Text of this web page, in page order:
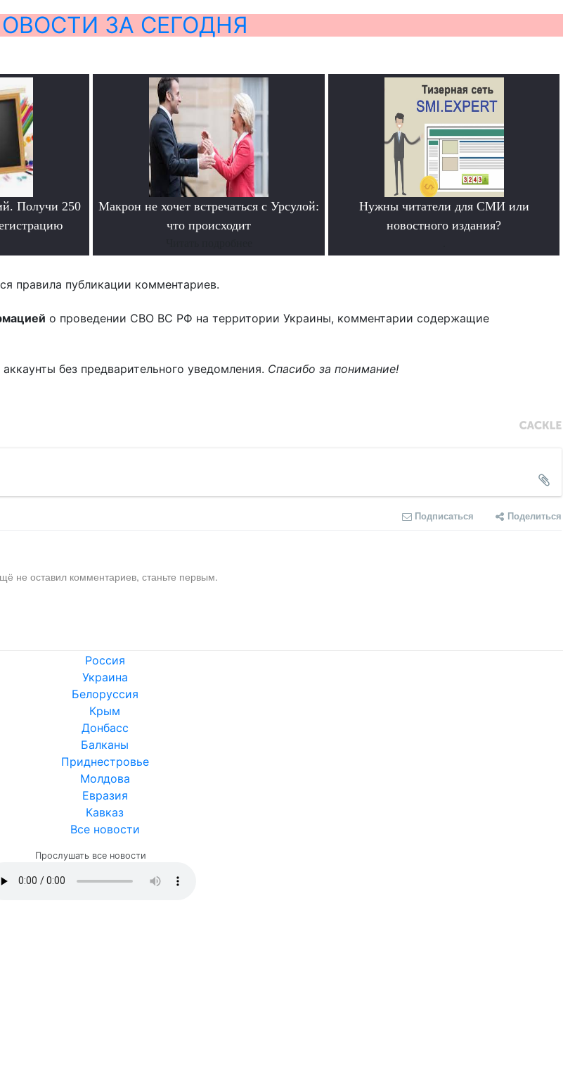
ЗА СЕГОДНЯ
Получи 250
Макрон не хочет встречаться с Урсулой:
что происходит
Нужны читатели для СМИ или
новостного издания?
правила публикации комментариев.
о проведении СВО ВС РФ на территории Украины, комментарии содержащие
без предварительного уведомления. Спасибо за понимание!
Подписаться Поделиться
не оставил комментариев, станьте первым.
Россия
Украина
Белоруссия
Крым
Донбасс
Балканы
Приднестровье
Молдова
Евразия
Кавказ
Все новости
Прослушать все новости